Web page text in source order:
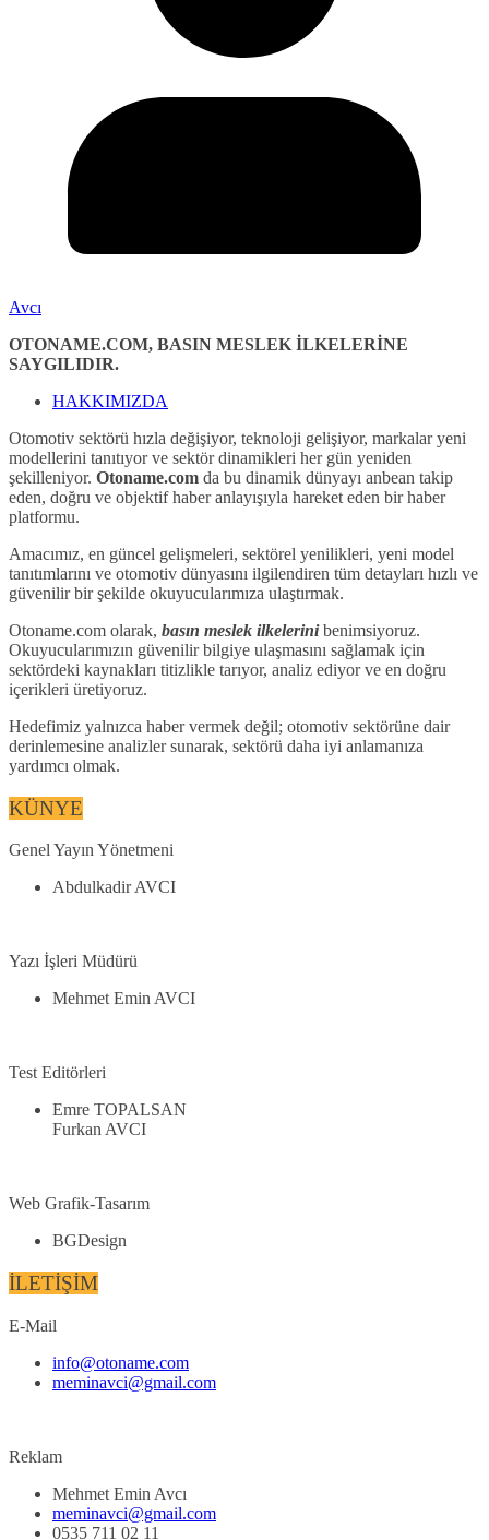
Avcı
OTONAME.COM, BASIN MESLEK İLKELERİNE
SAYGILIDIR.
HAKKIMIZDA
Otomotiv sektörü hızla değişiyor, teknoloji gelişiyor, markalar yeni
modellerini tanıtıyor ve sektör dinamikleri her gün yeniden
şekilleniyor. Otoname.com da bu dinamik dünyayı anbean takip
eden, doğru ve objektif haber anlayışıyla hareket eden bir haber
platformu.
Amacımız, en güncel gelişmeleri, sektörel yenilikleri, yeni model
tanıtımlarını ve otomotiv dünyasını ilgilendiren tüm detayları hızlı ve
güvenilir bir şekilde okuyucularımıza ulaştırmak.
Otoname.com olarak, basın meslek ilkelerinibenimsiyoruz.
Okuyucularımızın güvenilir bilgiye ulaşmasını sağlamak için
sektördeki kaynakları titizlikle tarıyor, analiz ediyor ve en doğru
içerikleri üretiyoruz.
Hedefimiz yalnızca haber vermek değil; otomotiv sektörüne dair
derinlemesine analizler sunarak, sektörü daha iyi anlamanıza
yardımcı olmak.
KÜNYE
Genel Yayın Yönetmeni
Abdulkadir AVCI
Yazı İşleri Müdürü
Mehmet Emin AVCI
Test Editörleri
Emre TOPALSAN
Furkan AVCI
Web Grafik-Tasarım
BGDesign
İLETİŞİM
E-Mail
info@otoname.com
meminavci@gmail.com
Reklam
Mehmet Emin Avcı
meminavci@gmail.com
0535 711 02 11